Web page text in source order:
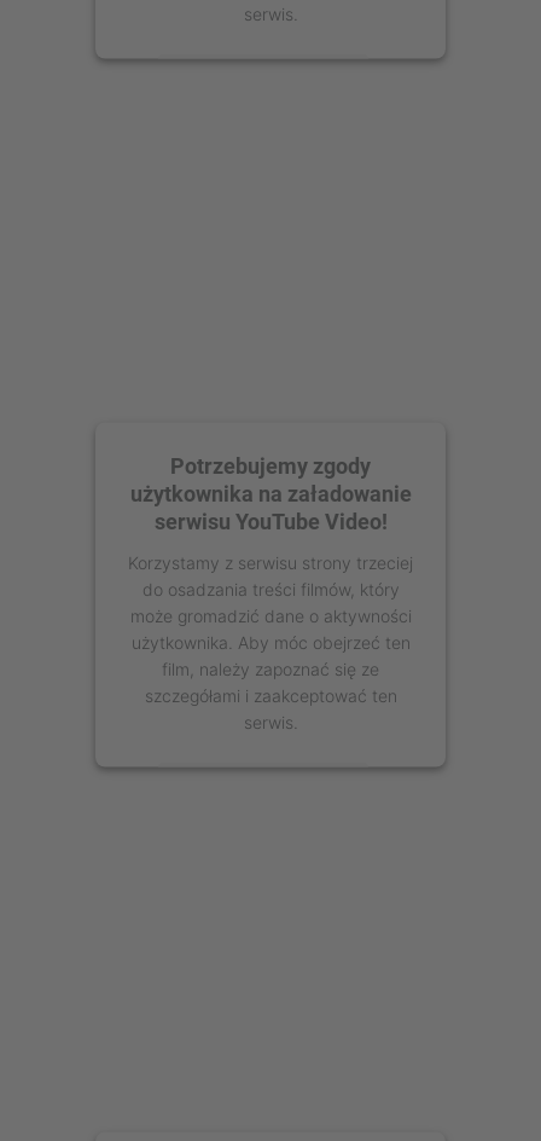
serwis.
Potrzebujemy zgody
użytkownika na załadowanie
serwisu YouTube Video!
Korzystamy z serwisu strony trzeciej
do osadzania treści filmów, który
może gromadzić dane o aktywności
użytkownika. Aby móc obejrzeć ten
film, należy zapoznać się ze
szczegółami i zaakceptować ten
serwis.